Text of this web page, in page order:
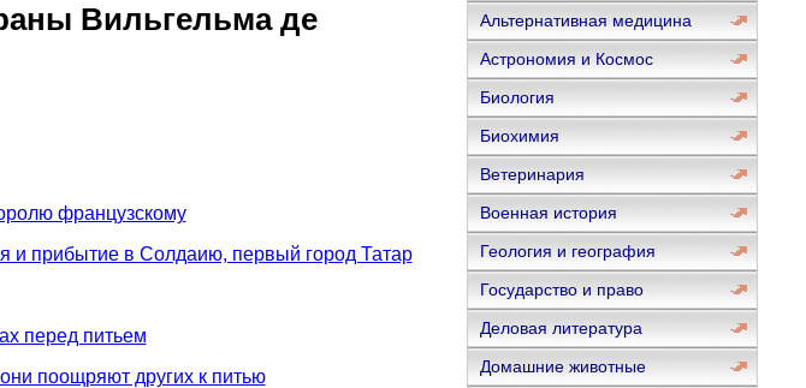
Вильгельма де
французскому
прибытие в Солдаию, первый город Татар
перед питьем
поощряют других к питью
Альтернативная медицина
Астрономия и Космос
Биология
Биохимия
Ветеринария
Военная история
Геология и география
Государство и право
Деловая литература
Домашние животные